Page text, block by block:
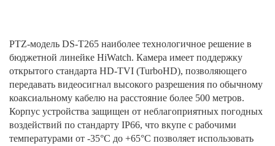
PTZ-модель DS-T265 наиболее технологичное решение в
бюджетной линейке HiWatch. Камера имеет поддержку
открытого стандарта HD-TVI (TurboHD), позволяющего
передавать видеосигнал высокого разрешения по обычному
коаксиальному кабелю на расстояние более 500 метров.
Корпус устройства защищен от неблагоприятных погодных
воздействий по стандарту IP66, что вкупе с рабочими
температурами от -35°С до +65°C позволяет использовать